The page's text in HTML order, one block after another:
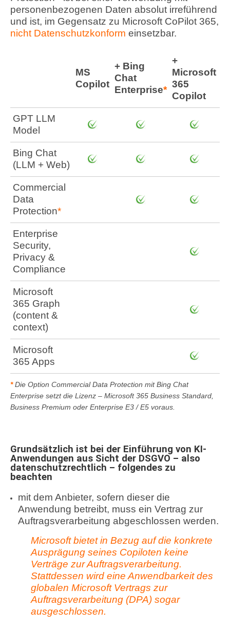
personenbezogenen Daten absolut irreführend
und ist, im Gegensatz zu Microsoft CoPilot 365,
nicht Datenschutzkonform einsetzbar.
MS
Copilot
+ Bing
Chat
Enterprise*
+
Microsoft
365
Copilot
GPT LLM
Model
Bing Chat
(LLM + Web)
Commercial
Data
Protection*
Enterprise
Security,
Privacy &
Compliance
Microsoft
365 Graph
(content &
context)
Microsoft
365 Apps
*Die Option Commercial Data Protection mit Bing Chat
Enterprise setzt die Lizenz – Microsoft 365 Business Standard,
Business Premium oder Enterprise E3 / E5 voraus.
Grundsätzlich ist bei der Einführung von KI-
Anwendungen aus Sicht der DSGVO – also
datenschutzrechtlich – folgendes zu
beachten
mit dem Anbieter, sofern dieser die
Anwendung betreibt, muss ein Vertrag zur
Auftragsverarbeitung abgeschlossen werden.
Microsoft bietet in Bezug auf die konkrete
Ausprägung seines Copiloten keine
Verträge zur Auftragsverarbeitung.
Stattdessen wird eine Anwendbarkeit des
globalen Microsoft Vertrags zur
Auftragsverarbeitung (DPA) sogar
ausgeschlossen.